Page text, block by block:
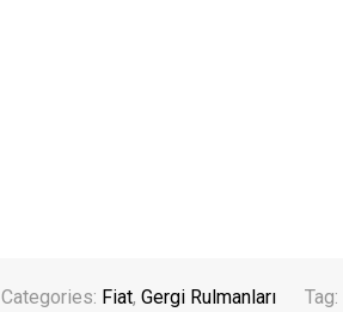
Categories: Fiat, Gergi Rulmanları Tag: